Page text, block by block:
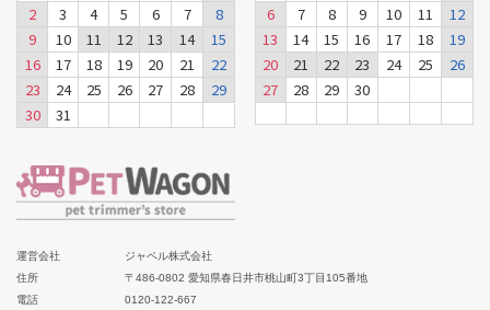
2
3 4 5 6 7
8
9
10 11 12 13 14
15
16
17 18 19 20 21
22
23
24 25 26 27 28
29
30
31
6
7 8 9 10 11
12
13
14 15 16 17 18
19
20
21 22 23 24 25
26
27
28 29 30
運営会社
ジャペル株式会社
住所
〒486-0802 愛知県春日井市桃山町3丁目105番地
電話
0120-122-667